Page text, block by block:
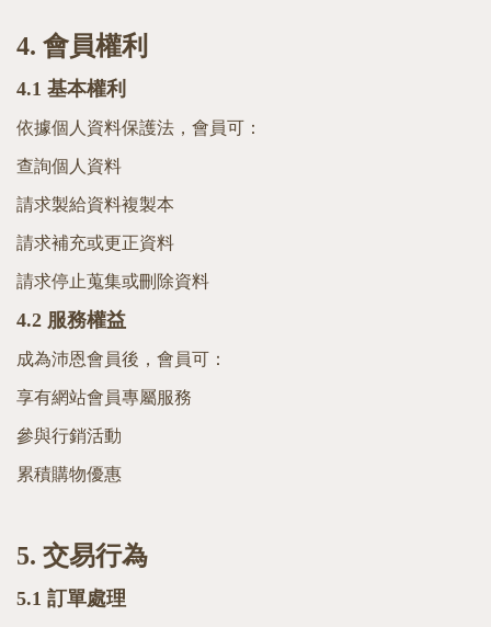
4. 會員權利
4.1 基本權利
依據個人資料保護法，會員可：
查詢個人資料
請求製給資料複製本
請求補充或更正資料
請求停止蒐集或刪除資料
4.2 服務權益
成為沛恩會員後，會員可：
享有網站會員專屬服務
參與行銷活動
累積購物優惠
5. 交易行為
5.1 訂單處理